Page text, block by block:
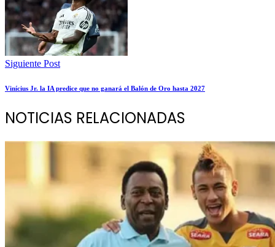
Siguiente Post
Vinícius Jr. la IA predice que no ganará el Balón de Oro hasta 2027
NOTICIAS RELACIONADAS